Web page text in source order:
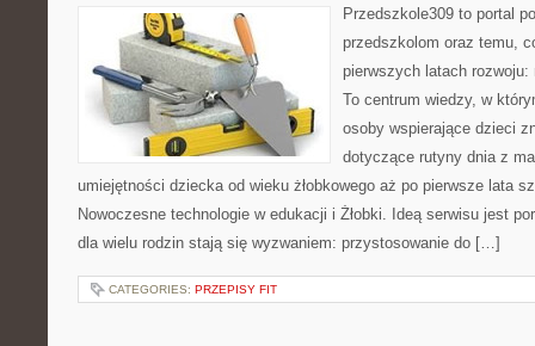
Przedszkole309 to portal
przedszkolom oraz temu,
pierwszych latach
To centrum wiedzy, w
osoby wspierające dzieci
dotyczące rutyny dnia z
umiejętności dziecka od wieku żłobkowego aż po pierwsze lata
Nowoczesne technologie w edukacji i Żłobki. Ideą serwisu jest
dla wielu rodzin stają się wyzwaniem: przystosowanie do […]
CATEGORIES: PRZEPISY FIT